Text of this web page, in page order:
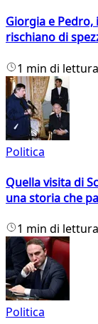
Giorgia e
rischiano di
1 min di lettura
Politica
Quella visita di
una storia che
1 min di lettura
Politica